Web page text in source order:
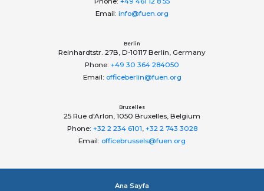
Email: info@fuen.org
Berlin
Reinhardtstr. 27B, D-10117 Berlin, Germany
Phone: +49 30 364 284050
Email: officeberlin@fuen.org
Bruxelles
25 Rue d'Arlon, 1050 Bruxelles, Belgium
Phone: +32 2 234 6101 +32 2 743 3028
Email: officebrussels@fuen.org
Ana Sayfa